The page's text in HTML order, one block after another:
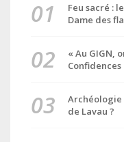
Feu sacré :
Dame des
« Au GIGN,
Archéologie
de Lavau ?